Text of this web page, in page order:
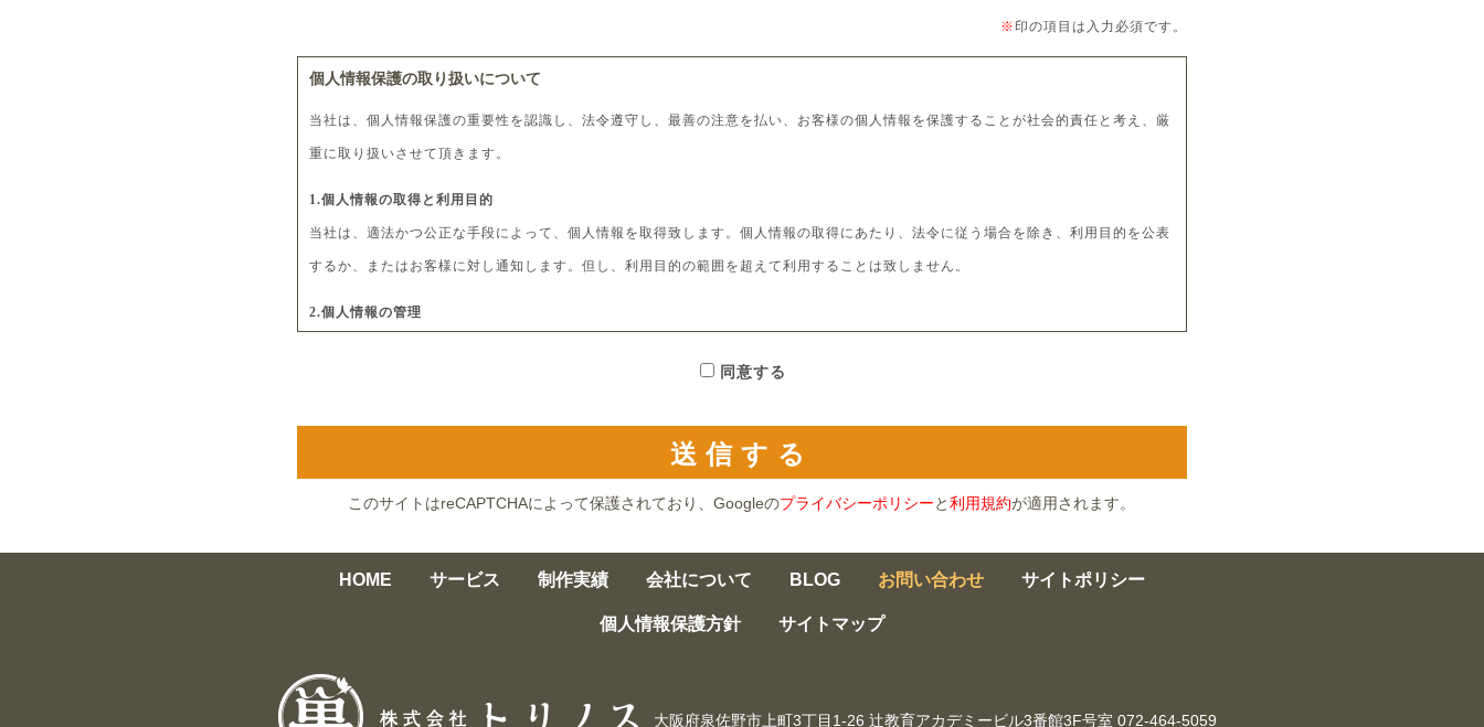
※ 印の項目は入力必須です。
個人情報保護の取り扱いについて
当社は、個人情報保護の重要性を認識し、法令遵守し、最善の注意を払い、お客様の個人情報を保護することが社会的責任と考え、厳
重に取り扱いさせて頂きます。
1.個人情報の取得と利用目的
当社は、適法かつ公正な手段によって、個人情報を取得致します。個人情報の取得にあたり、法令に従う場合を除き、利用目的を公表
するか、またはお客様に対し通知します。但し、利用目的の範囲を超えて利用することは致しません。
2.個人情報の管理
本人から同意を得ないで、個人情報を業務委託及び正当な理由がある場合以外は第三者へ、提供することは致しません。
個人情報について、開示、訂正等の要請があった場合には、誠実かつ敏速な対応に努めさせて頂きます。
5.個人情報の安全管理
個人情報の管理に付きまして、当社では、管理責任者を定め、適切な管理を行い、個人情報の外部への流失防止に努めさせて頂きま
当社では、お客様の個人情報の取得、範囲、利用目的等に変更が発生した場合は、ホームページにてお知らせ致します。
同意する
このサイトはreCAPTCHAによって保護されており、Googleのプライバシーポリシーと利用規約が適用されます。
HOME サービス 制作実績 会社について BLOG お問い合わせ サイトポリシー
個人情報保護方針 サイトマップ
大阪府泉佐野市上町3丁目1-26 辻教育アカデミービル3番館3F号室 072-464-5059